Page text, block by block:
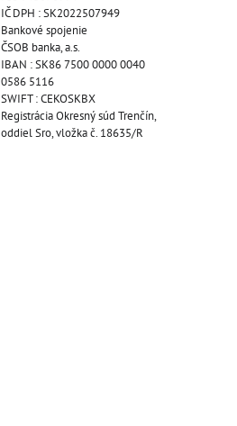
IČ DPH : SK2022507949
Bankové spojenie
ČSOB banka, a.s.
IBAN : SK86 7500 0000 0040
0586 5116
SWIFT : CEKOSKBX
Registrácia Okresný súd Trenčín,
oddiel Sro, vložka č. 18635/R